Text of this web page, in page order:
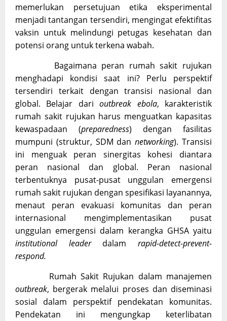
memerlukan persetujuan etika eksperimental
menjadi tantangan tersendiri, mengingat efektifitas
vaksin untuk melindungi petugas kesehatan dan
potensi orang untuk terkena wabah.
Bagaimana peran rumah sakit rujukan
menghadapi kondisi saat ini? Perlu perspektif
tersendiri terkait dengan transisi nasional dan
global. Belajar darioutbreak ebola, karakteristik
rumah sakit rujukan harus menguatkan kapasitas
kewaspadaan (preparedness) dengan fasilitas
mumpuni (struktur, SDM dannetworking). Transisi
ini menguak peran sinergitas kohesi diantara
peran nasional dan global. Peran nasional
terbentuknya pusat-pusat unggulan emergensi
rumah sakit rujukan dengan spesifikasi layanannya,
menaut peran evakuasi komunitas dan peran
internasional mengimplementasikan pusat
unggulan emergensi dalam kerangka GHSA yaitu
institutional leader dalamrapid-detect-prevent-
respond.
Rumah Sakit Rujukan dalam manajemen
outbreak, bergerak melalui proses dan diseminasi
sosial dalam perspektif pendekatan komunitas.
Pendekatan ini mengungkap keterlibatan